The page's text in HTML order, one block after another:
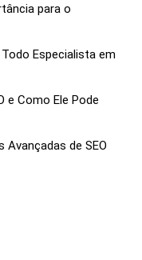
para o
Especialista em
e Como Ele Pode
Avançadas de SEO